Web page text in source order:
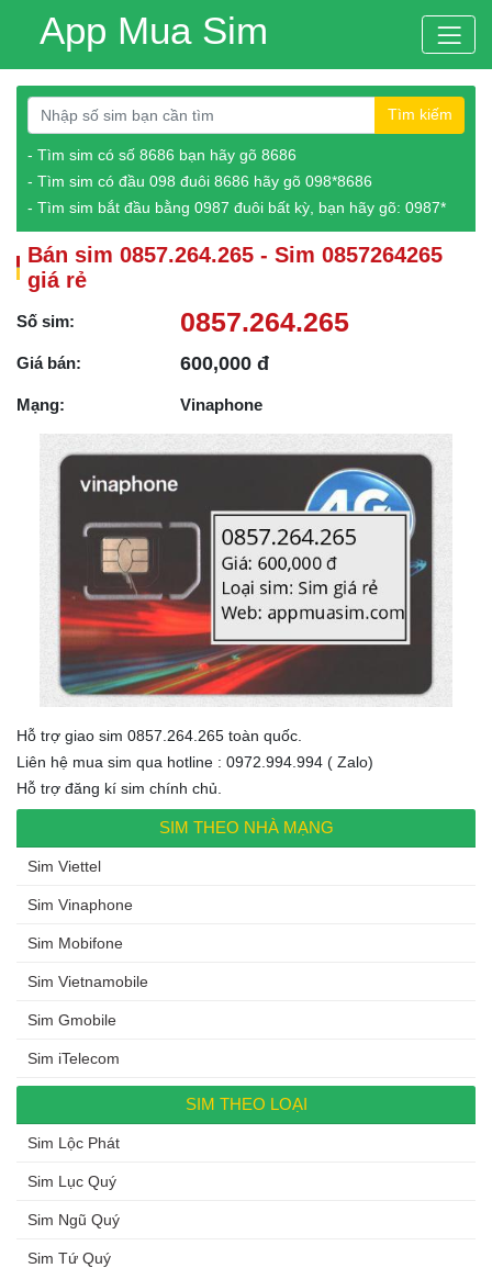
App Mua Sim
Tìm kiếm
- Tìm sim có số 8686 bạn hãy gõ 8686
- Tìm sim có đầu 098 đuôi 8686 hãy gõ 098*8686
- Tìm sim bắt đầu bằng 0987 đuôi bất kỳ, bạn hãy gõ: 0987*
Bán sim 0857.264.265 - Sim 0857264265
giá rẻ
Số sim: 0857.264.265
Giá bán: 600,000 đ
Mạng: Vinaphone
Hỗ trợ giao sim 0857.264.265 toàn quốc.
Liên hệ mua sim qua hotline : 0972.994.994 ( Zalo)
Hỗ trợ đăng kí sim chính chủ.
SIM THEO NHÀ MẠNG
Sim Viettel
Sim Vinaphone
Sim Mobifone
Sim Vietnamobile
Sim Gmobile
Sim iTelecom
SIM THEO LOẠI
Sim Lộc Phát
Sim Lục Quý
Sim Ngũ Quý
Sim Tứ Quý